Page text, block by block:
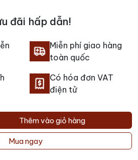
đãi hấp dẫn!
Miễn phí giao hàng
toàn quốc
Có hóa đơn VAT
điện tử
Thêm vào giỏ hàng
Mua ngay